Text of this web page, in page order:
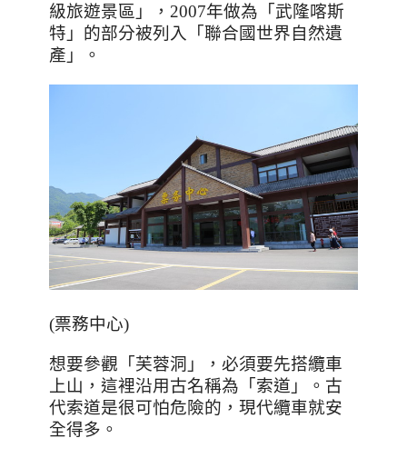
級旅遊景區」， 2007年做為「武隆喀斯
特」的部分被列入「聯合國世界自然遺
產」。
(票務中心)
想要參觀「芙蓉洞」，必須要先搭纜車
上山，這裡沿用古名稱為「索道」。古
代索道是很可怕危險的，現代纜車就安
全得多。